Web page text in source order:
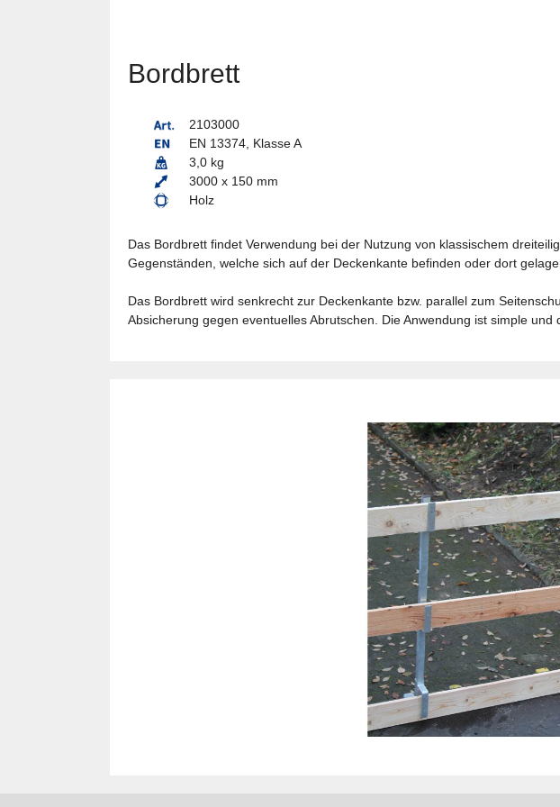
Bordbrett
2103000
EN 13374, Klasse A
3,0 kg
3000 x 150 mm
Holz
Das Bordbrett findet Verwendung bei der Nutzung von klassischem
Gegenständen, welche sich auf der Deckenkante befinden oder dort
Das Bordbrett wird senkrecht zur Deckenkante bzw. parallel zum
Absicherung gegen eventuelles Abrutschen. Die Anwendung ist simple und